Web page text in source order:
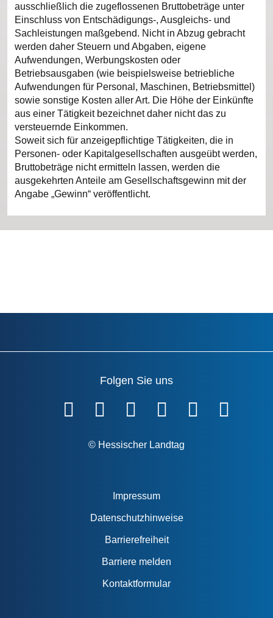
ausschließlich die zugeflossenen Bruttobeträge unter
Einschluss von Entschädigungs-, Ausgleichs- und
Sachleistungen maßgebend. Nicht in Abzug gebracht
werden daher Steuern und Abgaben, eigene
Aufwendungen, Werbungskosten oder
Betriebsausgaben (wie beispielsweise betriebliche
Aufwendungen für Personal, Maschinen, Betriebsmittel)
sowie sonstige Kosten aller Art. Die Höhe der Einkünfte
aus einer Tätigkeit bezeichnet daher nicht das zu
versteuernde Einkommen.
Soweit sich für anzeigepflichtige Tätigkeiten, die in
Personen- oder Kapitalgesellschaften ausgeübt werden,
Bruttobeträge nicht ermitteln lassen, werden die
ausgekehrten Anteile am Gesellschaftsgewinn mit der
Angabe „Gewinn“ veröffentlicht.
Folgen Sie uns
© Hessischer Landtag
Impressum
Datenschutzhinweise
Barrierefreiheit
Barriere melden
Kontaktformular